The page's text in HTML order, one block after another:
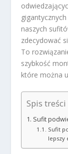
naszych
zdecydować
To
szybkość
które można
Spis treści
Sufit
Sufit
lepszy